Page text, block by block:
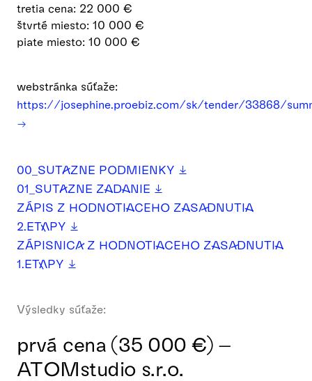
tretia cena: 22 000 €
štvrté miesto: 10 000 €
piate miesto: 10 000 €
webstránka súťaže:
https://josephine.proebiz.com/sk/tender/33868/
00_SUTAZNE PODMIENKY
01_SUTAZNE ZADANIE
ZÁPIS Z HODNOTIACEHO ZASADNUTIA
2.ETAPY
ZÁPISNICA Z HODNOTIACEHO ZASADNUTIA
1.ETAPY
Výsledky súťaže:
prvá cena (35 000 €) –
ATOMstudio s.r.o.